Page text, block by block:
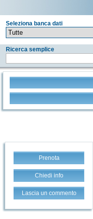
Seleziona banca dati
Ricerca semplice
Prenota
Chiedi info
Lascia un commento